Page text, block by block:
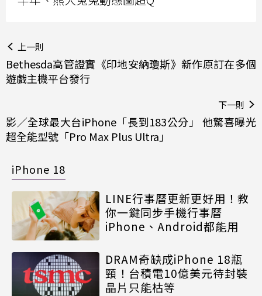
上一則
Bethesda高管證實《印地安納瓊斯》新作原訂在多個
遊戲主機平台發行
下一則
影／全球最大台iPhone「長到183公分」 他驚喜曝光
超全能型號「Pro Max Plus Ultra」
iPhone 18
LINE行事曆更新更好用！教
你一鍵同步手機行事曆
iPhone、Android都能用
DRAM奇缺成iPhone 18瓶
頸！台積電10億美元待封裝
晶片只能枯等